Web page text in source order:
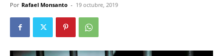
Por Rafael Monsanto - 19 octubre, 2019